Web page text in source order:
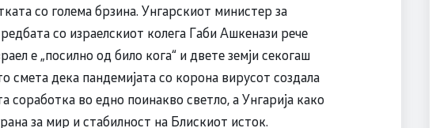
со голема брзина. Унгарскиот министер за
со израелскиот колега Габи Ашкенази рече
е „посилно од било кога“ и двете земји секогаш
смета дека пандемијата со корона вирусот создала
соработка во едно поинакво светло, а Унгарија како
за мир и стабилност на Блискиот исток.